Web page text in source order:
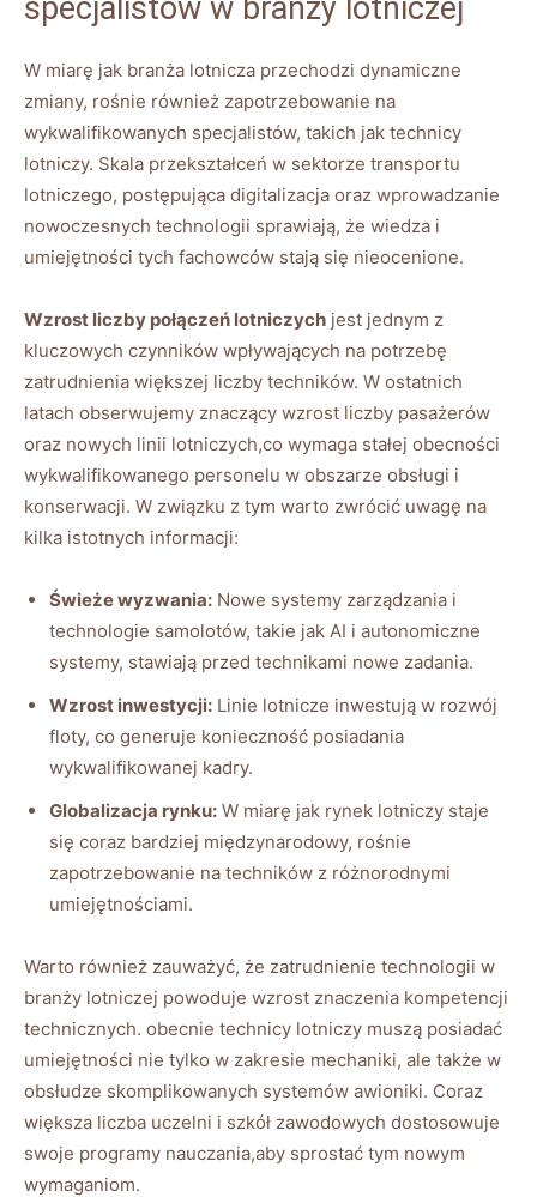
specjalistów w branży lotniczej
W miarę jak branża lotnicza przechodzi dynamiczne
zmiany, rośnie również zapotrzebowanie na
wykwalifikowanych specjalistów, takich jak technicy
lotniczy. Skala przekształceń w sektorze transportu
lotniczego, postępująca digitalizacja oraz wprowadzanie
nowoczesnych technologii sprawiają, że wiedza i
umiejętności tych fachowców stają się nieocenione.
Wzrost liczby połączeń lotniczych jest jednym z
kluczowych czynników wpływających na potrzebę
zatrudnienia większej liczby techników. W ostatnich
latach obserwujemy znaczący wzrost liczby pasażerów
oraz nowych linii lotniczych,co wymaga stałej obecności
wykwalifikowanego personelu w obszarze obsługi i
konserwacji. W związku z tym warto zwrócić uwagę na
kilka istotnych informacji:
Świeże wyzwania: Nowe systemy zarządzania i
technologie samolotów, takie jak AI i autonomiczne
systemy, stawiają przed technikami nowe zadania.
Wzrost inwestycji: Linie lotnicze inwestują w rozwój
floty, co generuje konieczność posiadania
wykwalifikowanej kadry.
Globalizacja rynku: W miarę jak rynek lotniczy staje
się coraz bardziej międzynarodowy, rośnie
zapotrzebowanie na techników z różnorodnymi
umiejętnościami.
Warto również zauważyć, że zatrudnienie technologii w
branży lotniczej powoduje wzrost znaczenia kompetencji
technicznych. obecnie technicy lotniczy muszą posiadać
umiejętności nie tylko w zakresie mechaniki, ale także w
obsłudze skomplikowanych systemów awioniki. Coraz
większa liczba uczelni i szkół zawodowych dostosowuje
swoje programy nauczania,aby sprostać tym nowym
wymaganiom.